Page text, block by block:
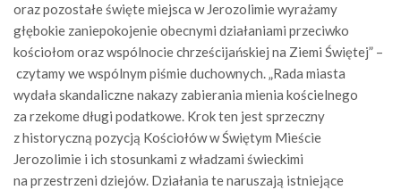
oraz pozostałe święte miejsca w Jerozolimie wyrażamy
głębokie zaniepokojenie obecnymi działaniami przeciwko
kościołom oraz wspólnocie chrześcijańskiej na Ziemi Świętej” –
czytamy we wspólnym piśmie duchownych. „Rada miasta
wydała skandaliczne nakazy zabierania mienia kościelnego
za rzekome długi podatkowe. Krok ten jest sprzeczny
z historyczną pozycją Kościołów w Świętym Mieście
Jerozolimie i ich stosunkami z władzami świeckimi
na przestrzeni dziejów. Działania te naruszają istniejące